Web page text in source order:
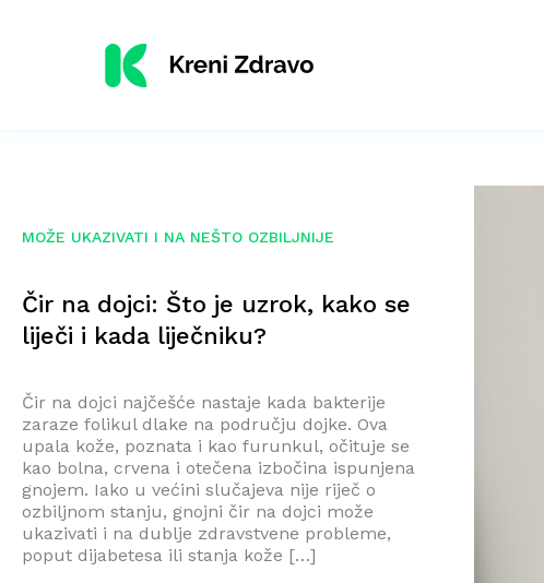
MOŽE UKAZIVATI I NA NEŠTO OZBILJNIJE
Čir na dojci: Što je uzrok, kako se
liječi i kada liječniku?
Čir na dojci najčešće nastaje kada bakterije
zaraze folikul dlake na području dojke. Ova
upala kože, poznata i kao furunkul, očituje se
kao bolna, crvena i otečena izbočina ispunjena
gnojem. Iako u većini slučajeva nije riječ o
ozbiljnom stanju, gnojni čir na dojci može
ukazivati i na dublje zdravstvene probleme,
poput dijabetesa ili stanja kože […]